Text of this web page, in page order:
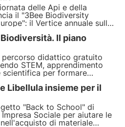
delle Api e della
il "3Bee Biodiversity
: il Vertice annuale sulla
i
della biodiversità nelle
internazionale.
Il piano
percorso didattico gratuito
STEM, apprendimento
per formare
primaria e ispirare la nuova
Libellula insieme per il
"Back to School" di
Sociale per aiutare le
di materiale